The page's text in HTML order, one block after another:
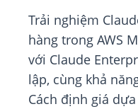
Trải nghiệm
hàng trong AWS
với Claude
lập, cùng khả
Cách định giá